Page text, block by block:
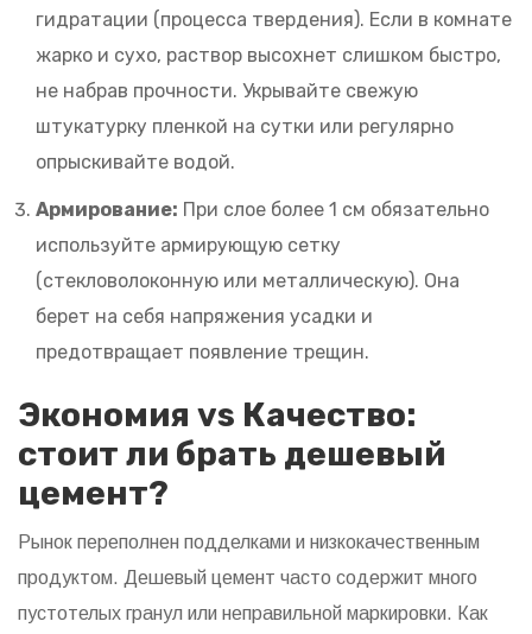
гидратации (процесса твердения). Если в комнате
жарко и сухо, раствор высохнет слишком быстро,
не набрав прочности. Укрывайте свежую
штукатурку пленкой на сутки или регулярно
опрыскивайте водой.
Армирование: При слое более 1 см обязательно
используйте армирующую сетку
(стекловолоконную или металлическую). Она
берет на себя напряжения усадки и
предотвращает появление трещин.
Экономия vs Качество:
стоит ли брать дешевый
цемент?
Рынок переполнен подделками и низкокачественным
продуктом. Дешевый цемент часто содержит много
пустотелых гранул или неправильной маркировки. Как